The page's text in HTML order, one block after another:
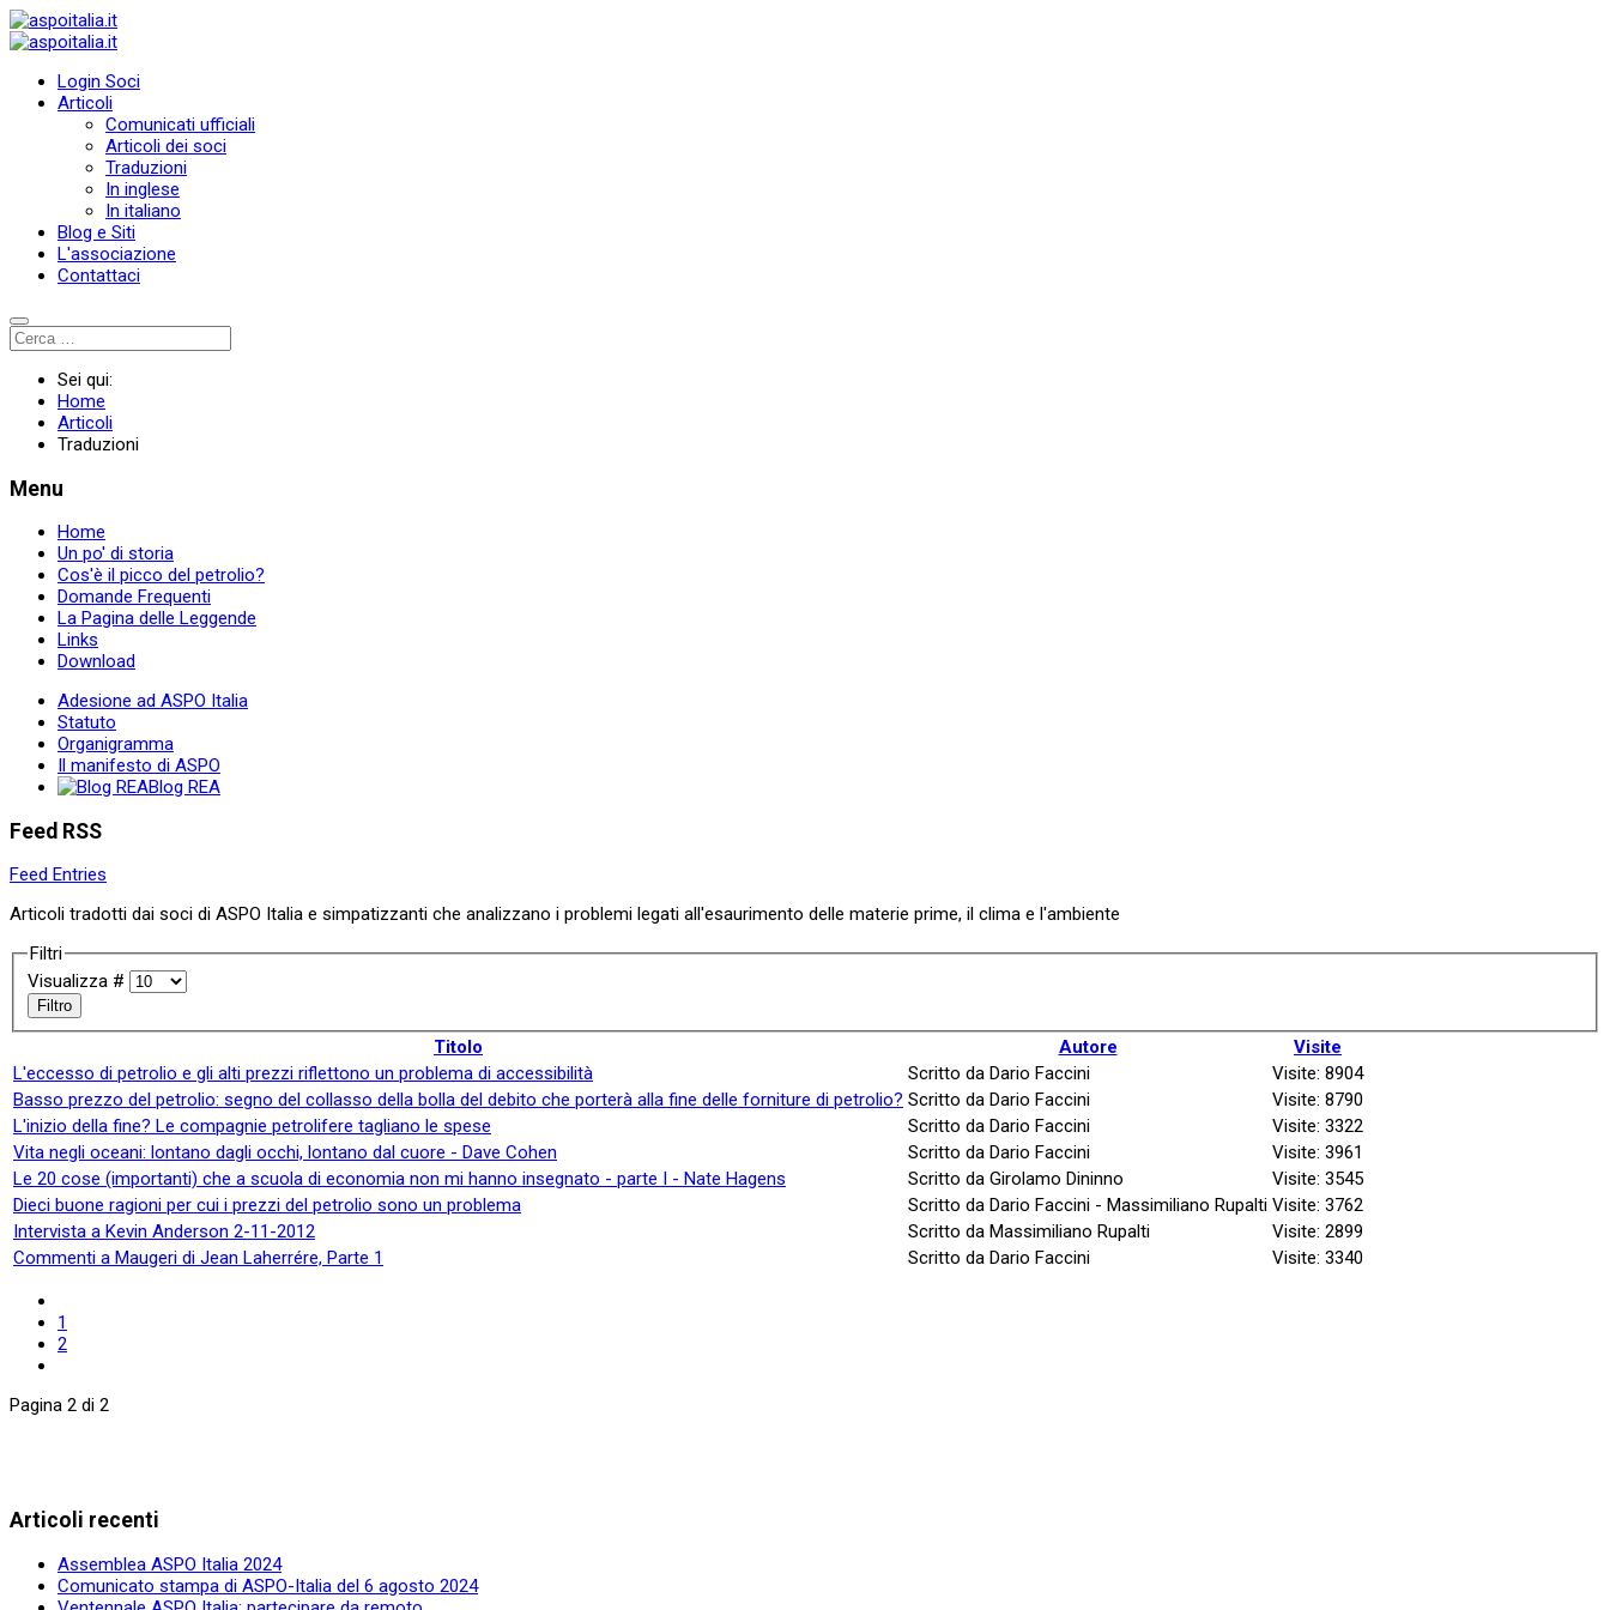
Login Soci
Articoli
Comunicati ufficiali
Articoli dei soci
Traduzioni
In inglese
In italiano
Blog e Siti
L'associazione
Contattaci
Sei qui:
Home
Articoli
Traduzioni
Menu
Home
Un po' di storia
Cos'è il picco del petrolio?
Domande Frequenti
La Pagina delle Leggende
Links
Download
Adesione ad ASPO Italia
Statuto
Organigramma
Il manifesto di ASPO
Blog REA
Feed RSS
Feed Entries
Articoli tradotti dai soci di ASPO Italia e simpatizzanti che analizzano i problemi legati all'esaurimento delle materie prime, il clima e l'ambiente
Filtri
Visualizza #
Filtro
Titolo Autore
Visite
L'eccesso di petrolio e gli alti prezzi riflettono un problema di accessibilità
Scritto da Dario Faccini
Visite: 8904
Basso prezzo del petrolio: segno del collasso della bolla del debito che porterà alla fine delle forniture di petrolio? Scritto da Dario Faccini
Visite: 8790
L'inizio della fine? Le compagnie petrolifere tagliano le spese
Scritto da Dario Faccini
Visite: 3322
Vita negli oceani: lontano dagli occhi, lontano dal cuore - Dave Cohen
Scritto da Dario Faccini
Visite: 3961
Le 20 cose (importanti) che a scuola di economia non mi hanno insegnato - parte I - Nate Hagens
Scritto da Girolamo Dininno
Visite: 3545
Dieci buone ragioni per cui i prezzi del petrolio sono un problema
Scritto da Dario Faccini - Massimiliano Rupalti Visite: 3762
Intervista a Kevin Anderson 2-11-2012
Scritto da Massimiliano Rupalti
Visite: 2899
Commenti a Maugeri di Jean Laherrére, Parte 1
Scritto da Dario Faccini Visite: 3340
1
2
Pagina 2 di 2
Articoli recenti
Assemblea ASPO Italia 2024
Comunicato stampa di ASPO-Italia del 6 agosto 2024